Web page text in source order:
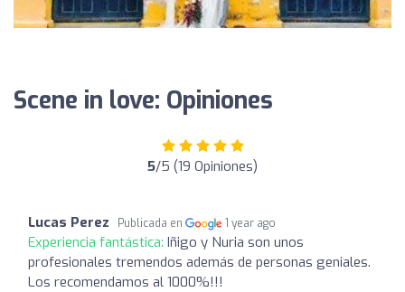
Scene in love: Opiniones
5/5 (19 Opiniones)
Lucas Perez Publicada en 1 year ago
Experiencia fantástica: Iñigo y Nuria son unos
profesionales tremendos además de personas geniales.
Los recomendamos al 1000%!!!